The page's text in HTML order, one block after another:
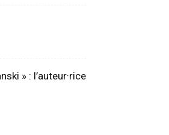
» : l’auteur·rice